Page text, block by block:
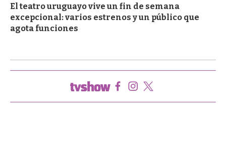
El teatro uruguayo vive un fin de semana
excepcional: varios estrenos y un público que
agota funciones